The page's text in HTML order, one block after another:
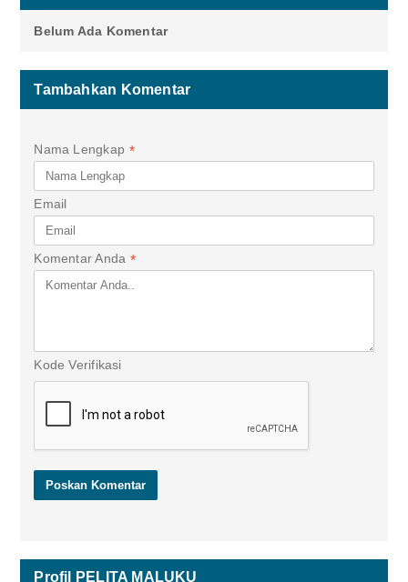
Belum Ada Komentar
Tambahkan Komentar
Nama Lengkap *
Email
Komentar Anda *
Kode Verifikasi
Profil PELITA MALUKU